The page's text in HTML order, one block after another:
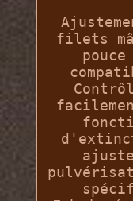
filets
pouce